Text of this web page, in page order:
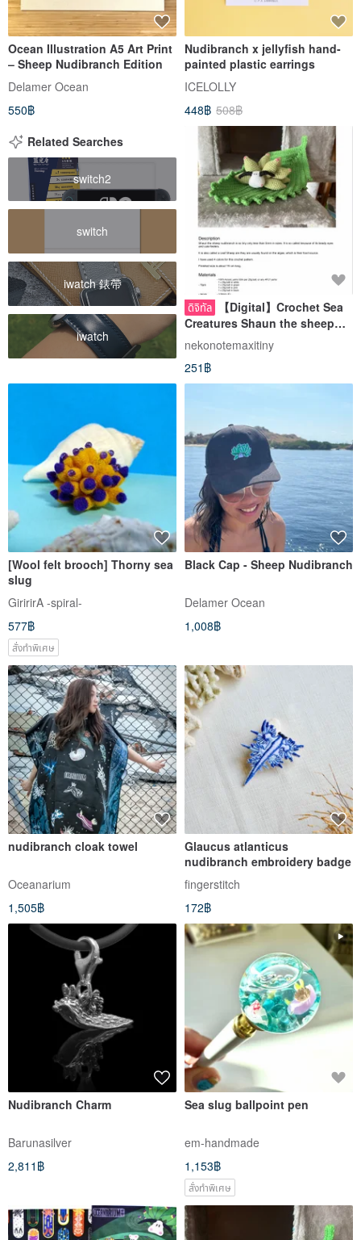
Ocean Illustration A5 Art Print
– Sheep Nudibranch Edition
Delamer Ocean
550฿
Nudibranch x jellyfish hand-
painted plastic earrings
ICELOLLY
448฿ 508฿
Related Searches
switch2
switch
iwatch 錶帶
iwatch
ดิจิทัล
【Digital】Crochet Sea
Creatures Shaun the sheep
Nudibranch Amigurumi
pattern
nekonotemaxitiny
251฿
[Wool felt brooch] Thorny sea
slug
GiririrA -spiral-
577฿
สั่งทำพิเศษ
Black Cap - Sheep Nudibranch
Delamer Ocean
1,008฿
nudibranch cloak towel
Oceanarium
1,505฿
Glaucus atlanticus
nudibranch embroidery badge
fingerstitch
172฿
Nudibranch Charm
Barunasilver
2,811฿
Sea slug ballpoint pen
em-handmade
1,153฿
สั่งทำพิเศษ